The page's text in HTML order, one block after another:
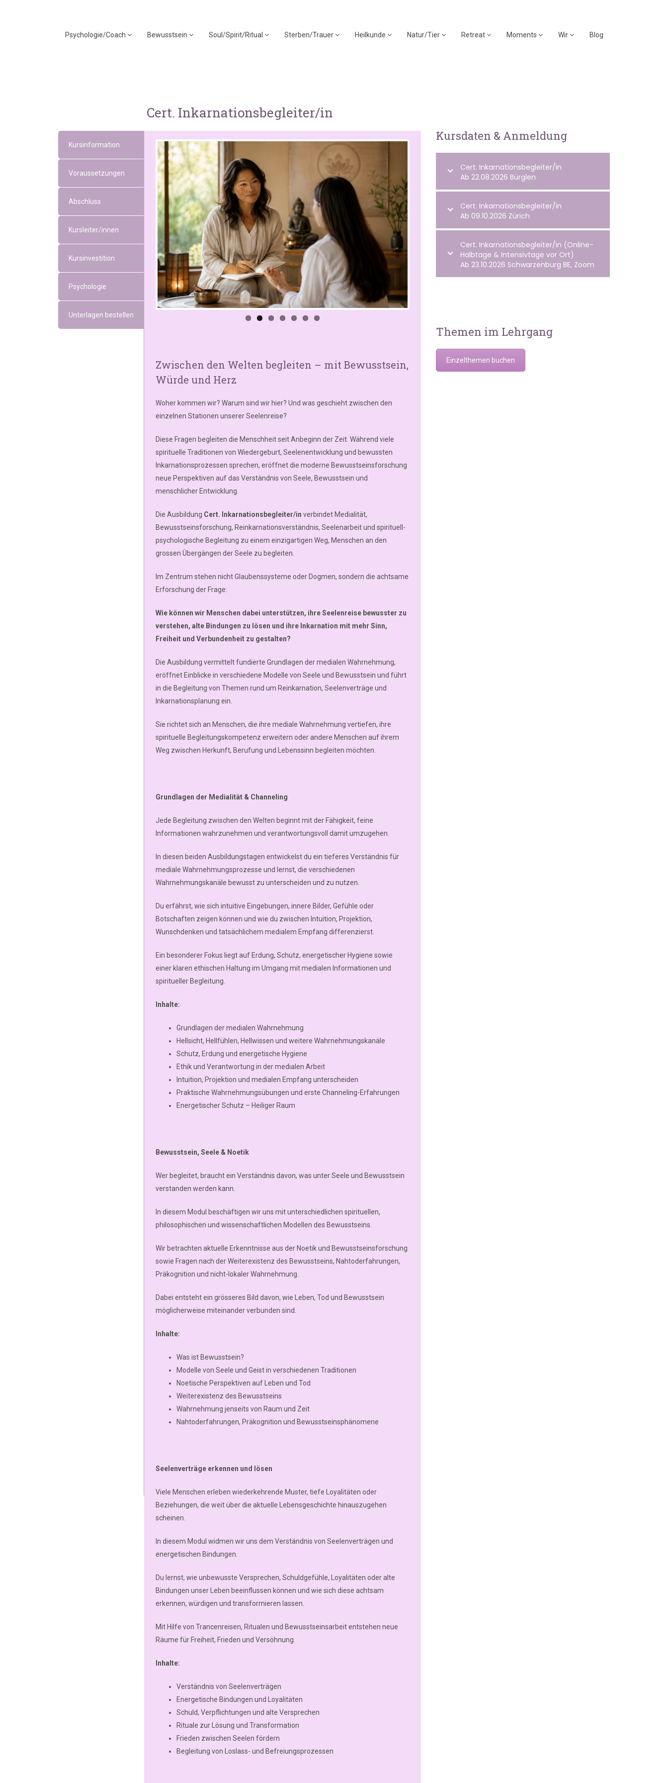
Psychologie/Coach Bewusstsein Soul/Spirit/Ritual Sterben/Trauer Heilkunde Natur/Tier Retreat Moments Wir Blog
Cert. Inkarnationsbegleiter/in
Kursinformation
Voraussetzungen
Abschluss
Kursleiter/innen
Kursinvestition
Psychologie
Unterlagen bestellen
Zwischen den Welten begleiten – mit Bewusstsein,
Würde und Herz
Woher kommen wir? Warum sind wir hier? Und was geschieht zwischen den
einzelnen Stationen unserer Seelenreise?
Diese Fragen begleiten die Menschheit seit Anbeginn der Zeit. Während viele
spirituelle Traditionen von Wiedergeburt, Seelenentwicklung und bewussten
Inkarnationsprozessen sprechen, eröffnet die moderne Bewusstseinsforschung
neue Perspektiven auf das Verständnis von Seele, Bewusstsein und
menschlicher Entwicklung.
Die Ausbildung Cert. Inkarnationsbegleiter/in verbindet Medialität,
Bewusstseinsforschung, Reinkarnationsverständnis, Seelenarbeit und spirituell-
psychologische Begleitung zu einem einzigartigen Weg, Menschen an den
grossen Übergängen der Seele zu begleiten.
Im Zentrum stehen nicht Glaubenssysteme oder Dogmen, sondern die achtsame
Erforschung der Frage:
Wie können wir Menschen dabei unterstützen, ihre Seelenreise bewusster zu
verstehen, alte Bindungen zu lösen und ihre Inkarnation mit mehr Sinn,
Freiheit und Verbundenheit zu gestalten?
Die Ausbildung vermittelt fundierte Grundlagen der medialen Wahrnehmung,
eröffnet Einblicke in verschiedene Modelle von Seele und Bewusstsein und führt
in die Begleitung von Themen rund um Reinkarnation, Seelenverträge und
Inkarnationsplanung ein.
Sie richtet sich an Menschen, die ihre mediale Wahrnehmung vertiefen, ihre
spirituelle Begleitungskompetenz erweitern oder andere Menschen auf ihrem
Weg zwischen Herkunft, Berufung und Lebenssinn begleiten möchten.
Grundlagen der Medialität & Channeling
Jede Begleitung zwischen den Welten beginnt mit der Fähigkeit, feine
Informationen wahrzunehmen und verantwortungsvoll damit umzugehen.
In diesen beiden Ausbildungstagen entwickelst du ein tieferes Verständnis für
mediale Wahrnehmungsprozesse und lernst, die verschiedenen
Wahrnehmungskanäle bewusst zu unterscheiden und zu nutzen.
Du erfährst, wie sich intuitive Eingebungen, innere Bilder, Gefühle oder
Botschaften zeigen können und wie du zwischen Intuition, Projektion,
Wunschdenken und tatsächlichem medialem Empfang differenzierst.
Ein besonderer Fokus liegt auf Erdung, Schutz, energetischer Hygiene sowie
einer klaren ethischen Haltung im Umgang mit medialen Informationen und
spiritueller Begleitung.
Inhalte:
Grundlagen der medialen Wahrnehmung
Hellsicht, Hellfühlen, Hellwissen und weitere Wahrnehmungskanäle
Schutz, Erdung und energetische Hygiene
Ethik und Verantwortung in der medialen Arbeit
Intuition, Projektion und medialen Empfang unterscheiden
Praktische Wahrnehmungsübungen und erste Channeling-Erfahrungen
Energetischer Schutz – Heiliger Raum
Bewusstsein, Seele & Noetik
Wer begleitet, braucht ein Verständnis davon, was unter Seele und Bewusstsein
verstanden werden kann.
In diesem Modul beschäftigen wir uns mit unterschiedlichen spirituellen,
philosophischen und wissenschaftlichen Modellen des Bewusstseins.
Wir betrachten aktuelle Erkenntnisse aus der Noetik und Bewusstseinsforschung
sowie Fragen nach der Weiterexistenz des Bewusstseins, Nahtoderfahrungen,
Präkognition und nicht-lokaler Wahrnehmung.
Dabei entsteht ein grösseres Bild davon, wie Leben, Tod und Bewusstsein
möglicherweise miteinander verbunden sind.
Inhalte:
Was ist Bewusstsein?
Modelle von Seele und Geist in verschiedenen Traditionen
Noetische Perspektiven auf Leben und Tod
Weiterexistenz des Bewusstseins
Wahrnehmung jenseits von Raum und Zeit
Nahtoderfahrungen, Präkognition und Bewusstseinsphänomene
Seelenverträge erkennen und lösen
Viele Menschen erleben wiederkehrende Muster, tiefe Loyalitäten oder
Beziehungen, die weit über die aktuelle Lebensgeschichte hinauszugehen
scheinen.
In diesem Modul widmen wir uns dem Verständnis von Seelenverträgen und
energetischen Bindungen.
Du lernst, wie unbewusste Versprechen, Schuldgefühle, Loyalitäten oder alte
Bindungen unser Leben beeinflussen können und wie sich diese achtsam
erkennen, würdigen und transformieren lassen.
Mit Hilfe von Trancenreisen, Ritualen und Bewusstseinsarbeit entstehen neue
Räume für Freiheit, Frieden und Versöhnung.
Inhalte:
Verständnis von Seelenverträgen
Energetische Bindungen und Loyalitäten
Schuld, Verpflichtungen und alte Versprechen
Rituale zur Lösung und Transformation
Frieden zwischen Seelen fördern
Begleitung von Loslass- und Befreiungsprozessen
Kursdaten & Anmeldung
Cert. Inkarnationsbegleiter/in
Ab 22.08.2026 Bürglen
Cert. Inkarnationsbegleiter/in
Ab 09.10.2026 Zürich
Cert. Inkarnationsbegleiter/in (Online-
Halbtage & Intensivtage vor Ort)
Ab 23.10.2026 Schwarzenburg BE, Zoom
Themen im Lehrgang
Einzelthemen buchen